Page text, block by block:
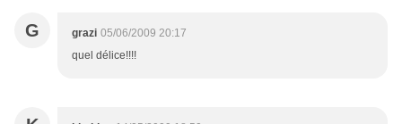
G grazi 05/06/2009 20:17
quel délice!!!!